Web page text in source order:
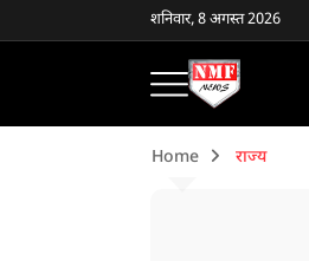
शनिवार, 8 अगस्त 2026
Home राज्य